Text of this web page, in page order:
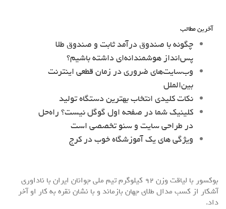
آخرین مطالب
چگونه با صندوق درآمد ثابت و صندوق طلا
پس‌انداز هوشمندانه‌ای داشته باشیم؟
وب‌سایت‌های ضروری در زمان قطعی اینترنت
بین‌الملل
نکات کلیدی انتخاب بهترین دستگاه تولید
کلینیک شما در صفحه اول گوگل نیست؟ راه‌حل
در طراحی سایت و سئو تخصصی است
ویژگی های یک آموزشگاه خوب در کرج
بوکسور با لیاقت وزن ۹۲ کیلوگرم تیم ملی جوانان ایران با ناداوری‌
آشکار از کسب مدال طلای جهان بازماند و با نشان نقره به کار او آخر
داد.